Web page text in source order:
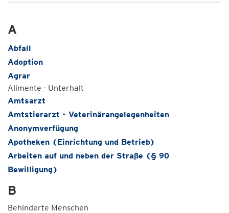
A
Abfall
Adoption
Agrar
Alimente - Unterhalt
Amtsarzt
Amtstierarzt - Veterinärangelegenheiten
Anonymverfügung
Apotheken (Einrichtung und Betrieb)
Arbeiten auf und neben der Straße (§ 90
Bewilligung)
B
Behinderte Menschen